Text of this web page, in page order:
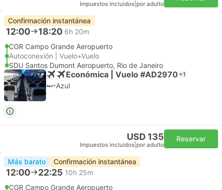
Impuestos incluidos por adulto
Confirmación instantánea
12:00 18:20 6h 20m
CGR Campo Grande Aeropuerto
Autoconexión | Vuelo+Vuelo
SDU Santos Dumont Aeropuerto, Rio de Janeiro
Económica | Vuelo #AD2970 +1
Azul
USD 135
Impuestos incluidos por adulto
Reservar
Más barato Confirmación instantánea
12:00 22:25 10h 25m
CGR Campo Grande Aeropuerto